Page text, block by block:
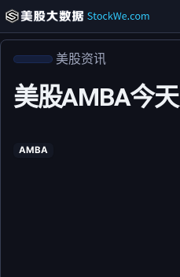
美股资讯
美股AMBA今
AMBA